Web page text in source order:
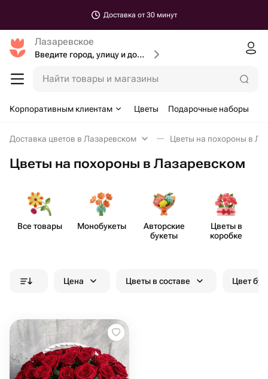
Доставка от 30 минут
Лазаревское
Введите город, улицу и дом доставки
Найти товары и магазины
Корпоративным клиентам Цветы Подарочные наборы
Доставка цветов в Лазаревском Цветы на похороны в
Цветы на похороны в Лазаревском
Все товары Моно​букеты
Авторские
букеты
Цветы в
коробке
Цена Цветы в составе Цвет